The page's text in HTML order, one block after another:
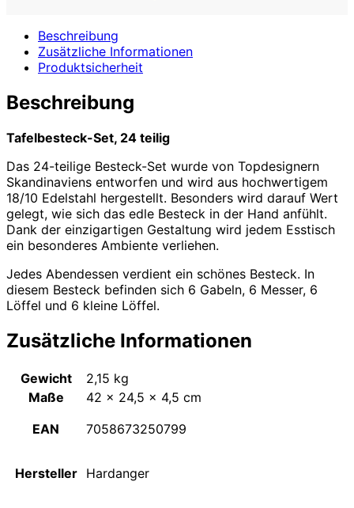
Beschreibung
Zusätzliche Informationen
Produktsicherheit
Beschreibung
Tafelbesteck-Set, 24 teilig
Das 24-teilige Besteck-Set wurde von Topdesignern
Skandinaviens entworfen und wird aus hochwertigem
18/10 Edelstahl hergestellt. Besonders wird darauf Wert
gelegt, wie sich das edle Besteck in der Hand anfühlt.
Dank der einzigartigen Gestaltung wird jedem Esstisch
ein besonderes Ambiente verliehen.
Jedes Abendessen verdient ein schönes Besteck. In
diesem Besteck befinden sich 6 Gabeln, 6 Messer, 6
Löffel und 6 kleine Löffel.
Zusätzliche Informationen
Gewicht
2,15 kg
Maße
42 × 24,5 × 4,5 cm
EAN
7058673250799
Hersteller Hardanger